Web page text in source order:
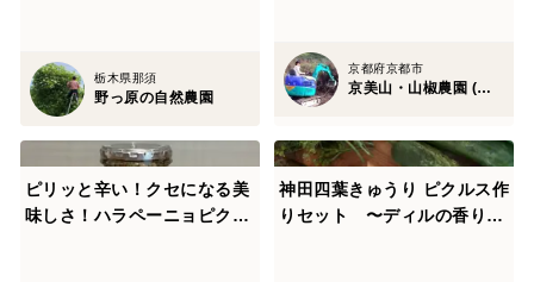
栃木県那須
野っ原の自然農園
京都府京都市
京美山・山椒農園 (内儀家)
ピリッと辛い！クセになる美
味しさ！ハラペーニョピクル
神田四葉きゅうり ピクルス作
りセット 〜ディルの香りが